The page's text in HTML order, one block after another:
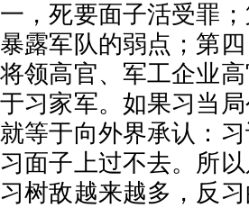
一，死要面子活受罪
暴露军队的弱点；第
将领高官、军工企业
于习家军。如果习当
就等于向外界承认：
习面子上过不去。所
习树敌越来越多，反